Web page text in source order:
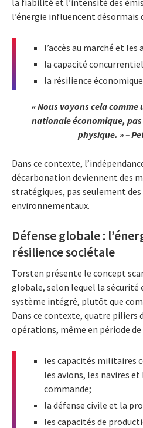
la fiabilité et l’intensité des
l’énergie influencent désormais
l’accès au marché et
la capacité
la résilience
« Nous voyons cela
nationale économique,
physique. » –
Dans ce contexte,
décarbonation deviennent des
stratégiques, pas seulement
environnementaux.
Défense globale :
résilience sociétale
Torsten présente le concept
globale, selon lequel la
système intégré, plutôt que
Dans ce contexte, quatre
opérations, même en période de
les capacités militaires
les avions, les navires et
commande;
la défense civile et la
les capacités de